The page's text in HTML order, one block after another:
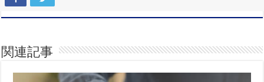
関連記事